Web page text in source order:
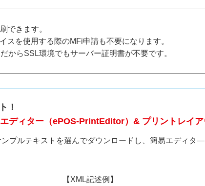
できます。
を使用する際のMFi申請も不要になります。
からSSL環境でもサーバー証明書が不要です。
！
ディター（ePOS-PrintEditor）& プリントレイア
プルテキストを選んでダウンロードし、簡易エディタ
【XML記述例】